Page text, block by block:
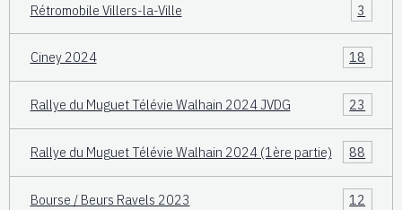
Rétromobile Villers-la-Ville 3
Ciney 2024 18
Rallye du Muguet Télévie Walhain 2024 JVDG 23
Rallye du Muguet Télévie Walhain 2024 (1ère partie) 88
Bourse / Beurs Ravels 2023 12